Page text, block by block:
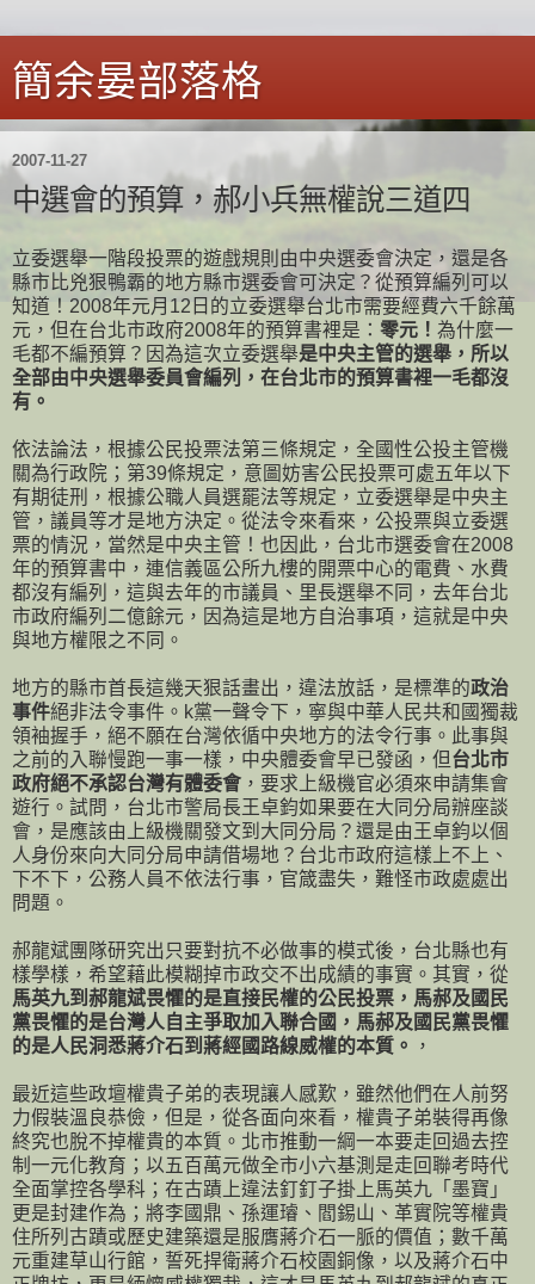
簡余晏部落格
2007-11-27
中選會的預算，郝小兵無權說三道四
立委選舉一階段投票的遊戲規則由中央選委會決定，還是各
縣市比兇狠鴨霸的地方縣市選委會可決定？從預算編列可以
知道！2008年元月12日的立委選舉台北市需要經費六千餘萬
元，但在台北市政府2008年的預算書裡是： 零元！ 為什麼一
毛都不編預算？因為這次立委選舉是中央主管的選舉，所以
全部由中央選舉委員會編列，在台北市的預算書裡一毛都沒
有。
依法論法，根據公民投票法第三條規定，全國性公投主管機
關為行政院； 第39條規定，意圖妨害公民投票可處五年以下
有期徒刑，根據公職人員選罷法等規定，立委選舉是中央主
管，議員等才是地方決定。從法令來看來，公投票與立委選
票的情況，當然是中央主管！也因此，台北市選委會在2008
年的預算書中，連信義區公所九樓的開票中心的電費、水費
都沒有編列，這與去年的市議員、里長選舉不同，去年台北
市政府編列二億餘元，因為這是地方自治事項，這就是中央
與地方權限之不同。
地方的縣市首長這幾天狠話畫出，違法放話，是標準的政治
事件絕非法令事件。k黨一聲令下，寧與中華人民共和國獨裁
領袖握手，絕不願在台灣依循中央地方的法令行事。此事與
之前的入聯慢跑一事一樣，中央體委會早已發函，但台北市
政府絕不承認台灣有體委會 ，要求上級機官必須來申請集會
遊行。試問，台北市警局長王卓鈞如果要在大同分局辦座談
會，是應該由上級機關發文到大同分局？還是由王卓鈞以個
人身份來向大同分局申請借場地？台北市政府這樣上不上、
下不下，公務人員不依法行事，官箴盡失，難怪市政處處出
問題。
郝龍斌團隊研究出只要對抗不必做事的模式後，台北縣也有
樣學樣，希望藉此模糊掉市政交不出成績的事實。其實，從
馬英九到郝龍斌畏懼的是直接民權的公民投票，馬郝及國民
黨畏懼的是台灣人自主爭取加入聯合國，馬郝及國民黨畏懼
的是人民洞悉蔣介石到蔣經國路線威權的本質。
，
最近這些政壇權貴子弟的表現讓人感歎，雖然他們在人前努
力假裝溫良恭儉，但是，從各面向來看，權貴子弟裝得再像
終究也脫不掉權貴的本質。北市推動一綱一本要走回過去控
制一元化教育；以五百萬元做全市小六基測是走回聯考時代
全面掌控各學科；在古蹟上違法釘釘子掛上馬英九「墨寶」
更是封建作為；將李國鼎、孫運璿、閻錫山、革實院等權貴
住所列古蹟或歷史建築還是服膺蔣介石一脈的價值；數千萬
元重建草山行館，誓死捍衛蔣介石校園銅像，以及蔣介石中